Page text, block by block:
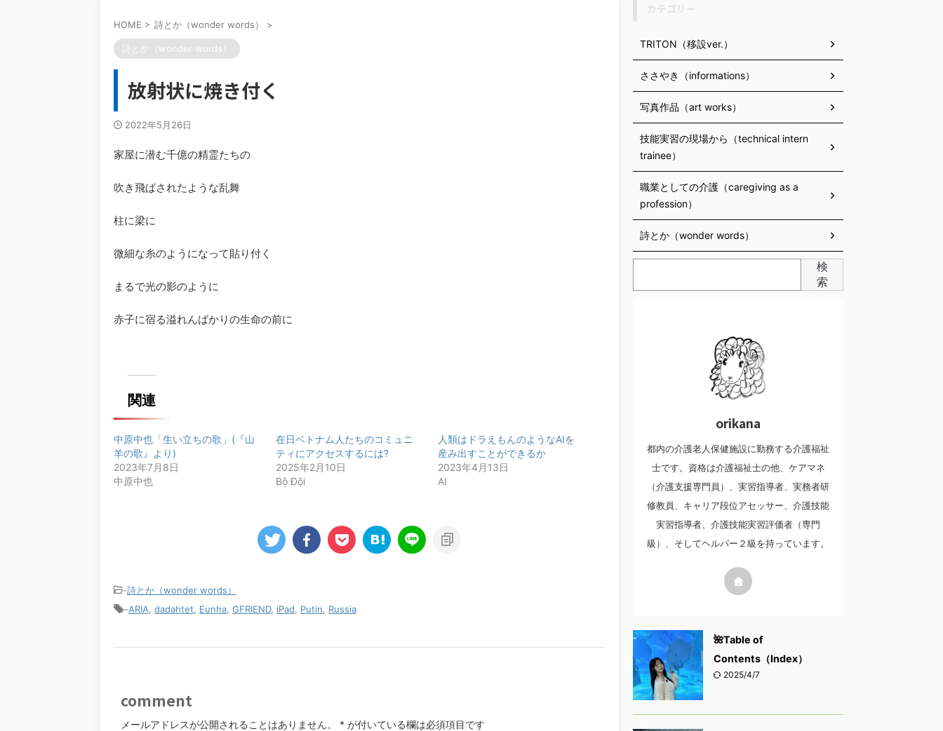
HOME > 詩とか（wonder words） >
詩とか（wonder words）
放射状に焼き付く
2022年5月26日
家屋に潜む千億の精霊たちの
吹き飛ばされたような乱舞
柱に梁に
微細な糸のようになって貼り付く
まるで光の影のように
赤子に宿る溢れんばかりの生命の前に
関連
中原中也「生い立ちの歌」(『山
羊の歌』より)
2023年7月8日
中原中也
在日ベトナム人たちのコミュニ
ティにアクセスするには?
2025年2月10日
Bộ Đội
人類はドラえもんのようなAIを
産み出すことができるか
2023年4月13日
AI
-詩とか（wonder words）
-ARIA dadahtet Eunha GFRIEND, iPad Putin Russia
comment
メールアドレスが公開されることはありません。 * が付いている欄は必須項目です
TRITON（移設ver.）
ささやき（informations）
写真作品（art works）
技能実習の現場から（technical intern
trainee）
職業としての介護（caregiving as a
profession）
詩とか（wonder words）
検
索
orikana
都内の介護老人保健施設に勤務する介護福祉
士です。資格は介護福祉士の他、ケアマネ
（介護支援専門員）、実習指導者、実務者研
修教員、キャリア段位アセッサー、介護技能
実習指導者、介護技能実習評価者（専門
級）、そしてヘルパー２級を持っています。
🌺Table of
Contents（Index）
2025/4/7